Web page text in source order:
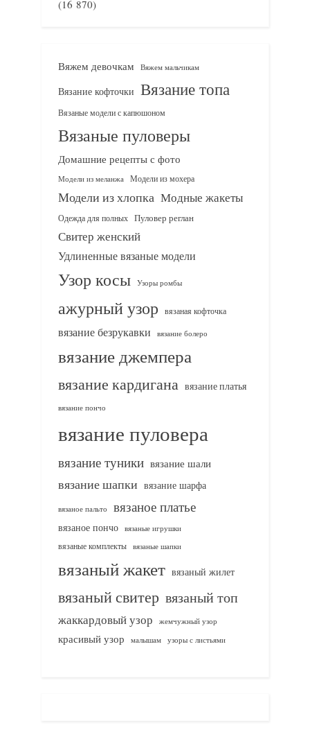
(16 870)
Вяжем девочкам Вяжем мальчикам
Вязание кофточки Вязание топа
Вязаные модели с капюшоном
Вязаные пуловеры
Домашние рецепты с фото
Модели из меланжа Модели из мохера
Модели из хлопка Модные жакеты
Одежда для полных Пуловер реглан
Свитер женский
Удлиненные вязаные модели
Узор косы Узоры ромбы
ажурный узор вязаная кофточка
вязание безрукавки вязание болеро
вязание джемпера
вязание кардигана вязание платья
вязание пончо
вязание пуловера
вязание туники вязание шали
вязание шапки вязание шарфа
вязаное пальто вязаное платье
вязаное пончо вязаные игрушки
вязаные комплекты
вязаные шапки
вязаный жакет вязаный жилет
вязаный свитер вязаный топ
жаккардовый узор жемчужный узор
красивый узор малышам узоры с листьями